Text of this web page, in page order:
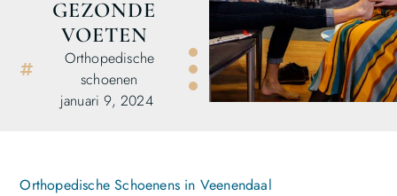
GEZONDE
VOETEN
Orthopedische
schoenen
januari 9, 2024
Orthopedische Schoenens in Veenendaal